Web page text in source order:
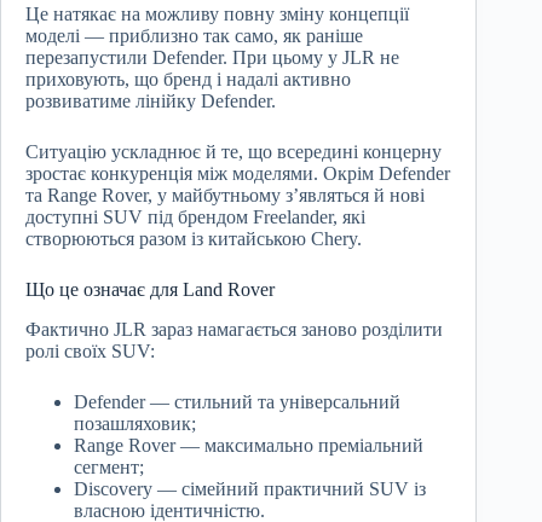
Це натякає на можливу повну зміну концепції
моделі — приблизно так само, як раніше
перезапустили Defender. При цьому у JLR не
приховують, що бренд і надалі активно
розвиватиме лінійку Defender.
Ситуацію ускладнює й те, що всередині концерну
зростає конкуренція між моделями. Окрім Defender
та Range Rover, у майбутньому з’являться й нові
доступні SUV під брендом Freelander, які
створюються разом із китайською Chery.
Що це означає для Land Rover
Фактично JLR зараз намагається заново розділити
ролі своїх SUV:
Defender — стильний та універсальний
позашляховик;
Range Rover — максимально преміальний
сегмент;
Discovery — сімейний практичний SUV із
власною ідентичністю.